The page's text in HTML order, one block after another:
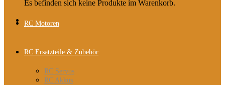
Es befinden sich keine Produkte im Warenkorb.
RC Motoren
RC Ersatzteile & Zubehör
RC Servos
RC Akkus